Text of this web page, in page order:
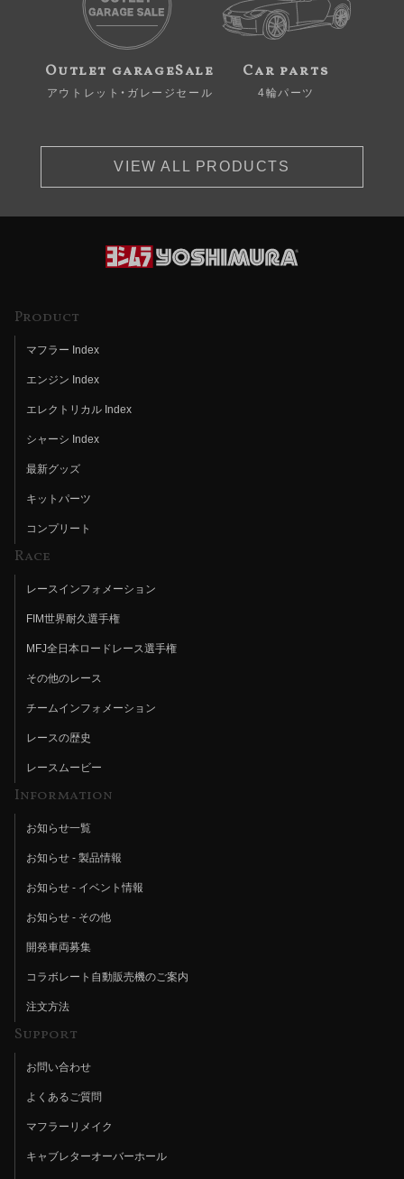
Outlet garageSale
アウトレット・ガレージセール
Car parts
4輪パーツ
VIEW ALL PRODUCTS
Product
マフラー Index
エンジン Index
エレクトリカル Index
シャーシ Index
最新グッズ
キットパーツ
コンプリート
Race
レースインフォメーション
FIM世界耐久選手権
MFJ全日本ロードレース選手権
その他のレース
チームインフォメーション
レースの歴史
レースムービー
Information
お知らせ一覧
お知らせ - 製品情報
お知らせ - イベント情報
お知らせ - その他
開発車両募集
コラボレート自動販売機のご案内
注文方法
Support
お問い合わせ
よくあるご質問
マフラーリメイク
キャブレターオーバーホール